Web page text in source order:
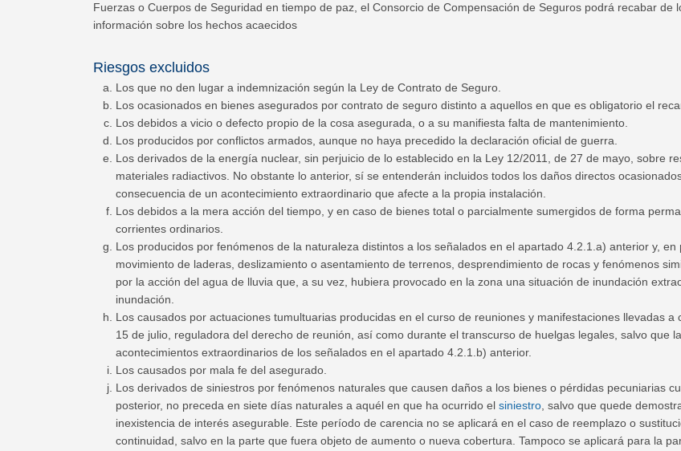
Fuerzas o Cuerpos de Seguridad en tiempo de paz, el Consorcio de Compensación de Seguros podrá recabar
información sobre los hechos acaecidos
Riesgos excluidos
Los que no den lugar a indemnización según la Ley de Contrato de Seguro.
Los ocasionados en bienes asegurados por contrato de seguro distinto a aquellos en que es obligatorio el
Los debidos a vicio o defecto propio de la cosa asegurada, o a su manifiesta falta de mantenimiento.
Los producidos por conflictos armados, aunque no haya precedido la declaración oficial de guerra.
Los derivados de la energía nuclear, sin perjuicio de lo establecido en la Ley 12/2011, de 27 de mayo, sobre
materiales radiactivos. No obstante lo anterior, sí se entenderán incluidos todos los daños directos
consecuencia de un acontecimiento extraordinario que afecte a la propia instalación.
Los debidos a la mera acción del tiempo, y en caso de bienes total o parcialmente sumergidos de forma
corrientes ordinarios.
Los producidos por fenómenos de la naturaleza distintos a los señalados en el apartado 4.2.1.a) anterior y,
movimiento de laderas, deslizamiento o asentamiento de terrenos, desprendimiento de rocas y fenómenos
por la acción del agua de lluvia que, a su vez, hubiera provocado en la zona una situación de inundación
inundación.
Los causados por actuaciones tumultuarias producidas en el curso de reuniones y manifestaciones llevadas
15 de julio, reguladora del derecho de reunión, así como durante el transcurso de huelgas legales, salvo que
acontecimientos extraordinarios de los señalados en el apartado 4.2.1.b) anterior.
Los causados por mala fe del asegurado.
Los derivados de siniestros por fenómenos naturales que causen daños a los bienes o pérdidas pecuniarias
posterior, no preceda en siete días naturales a aquél en que ha ocurrido el siniestro, salvo que quede
inexistencia de interés asegurable. Este período de carencia no se aplicará en el caso de reemplazo o
continuidad, salvo en la parte que fuera objeto de aumento o nueva cobertura. Tampoco se aplicará para la